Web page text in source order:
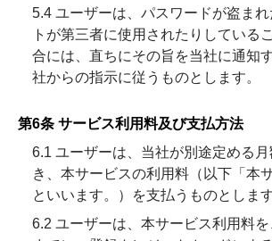
5.4 ユーザーは、パスワードが盗ま
トが第三者に使用されたりしている
合には、直ちにその旨を当社に通知
社からの指示に従うものとします。
第6条 サービス利用料及び支払方法
6.1 ユーザーは、当社が別途定める
き、本サービスの利用料（以下「本
といいます。）を支払うものとします
6.2 ユーザーは、本サービス利用料を